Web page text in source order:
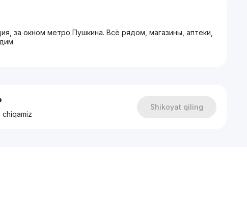
за окном метро Пушкина. Всё рядом, магазины, аптеки,
chiqamiz
Shikoyat qiling